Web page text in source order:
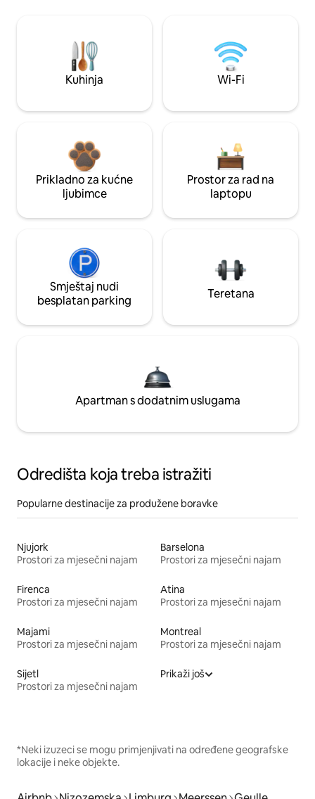
Kuhinja Wi-Fi
Prikladno za kućne
ljubimce
Prostor za rad na
laptopu
Smještaj nudi
besplatan parking
Teretana
Apartman s dodatnim uslugama
Odredišta koja treba istražiti
Popularne destinacije za produžene boravke
Njujork
Prostori za mjesečni najam
Barselona
Prostori za mjesečni najam
Firenca
Prostori za mjesečni najam
Atina
Prostori za mjesečni najam
Majami
Prostori za mjesečni najam
Montreal
Prostori za mjesečni najam
Sijetl
Prostori za mjesečni najam
Prikaži još
*Neki izuzeci se mogu primjenjivati na određene geografske
lokacije i neke objekte.